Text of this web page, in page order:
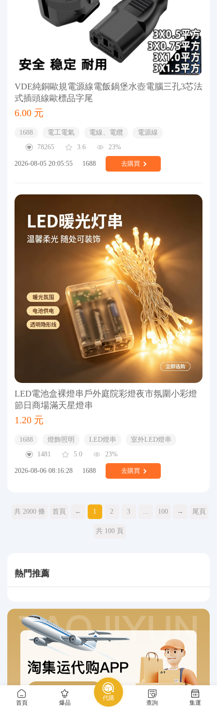
首頁 爆品
代購
查詢 集運
VDE純銅歐規電源線電飯鍋堡水壺電腦三孔3芯法
式插頭線歐標品字尾
6.00 元
1688 電工電氣 電線、電纜
電源線
78265
3.6 23%
2026-08-05 20:05:55 1688 去購買
LED電池盒裸燈串戶外庭院彩燈夜市氛圍小彩燈
節日商場滿天星燈串
1.20 元
1688 燈飾照明 LED燈串
室外LED燈串
1481
5.0 23%
2026-08-06 08:16:28 1688 去購買
共 2000 條 首頁 ← 1 2 3 ... 100 → 尾頁
共 100 頁
熱門推薦